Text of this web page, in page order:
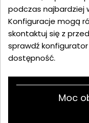
podczas najbardziej
Konfiguracje mogą
skontaktuj się z
sprawdź
dostępność.
Moc